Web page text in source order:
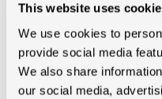
This website uses
We use cookies to
provide social media
We also share
our social media,
NESSUN
OPINIONE